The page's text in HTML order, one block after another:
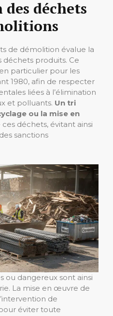
déchets
de démolition évalue la
produits. Ce
particulier pour les
1980, afin de respecter
liées à l’élimination
et polluants. Un tri
ou la mise en
ces déchets, évitant ainsi
sanctions
ou dangereux sont ainsi
La mise en œuvre de
de
éviter toute